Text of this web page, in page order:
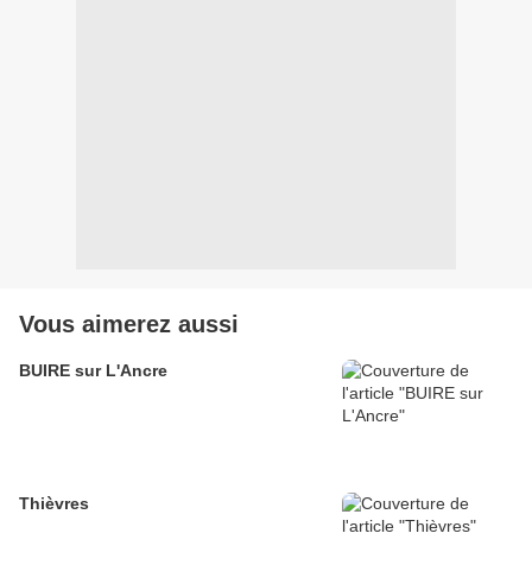
Vous aimerez aussi
BUIRE sur L'Ancre
Thièvres